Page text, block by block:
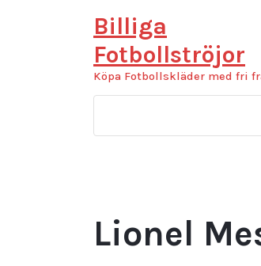
Billiga
Fotbollströjor
Köpa Fotbollskläder med fri
Lionel